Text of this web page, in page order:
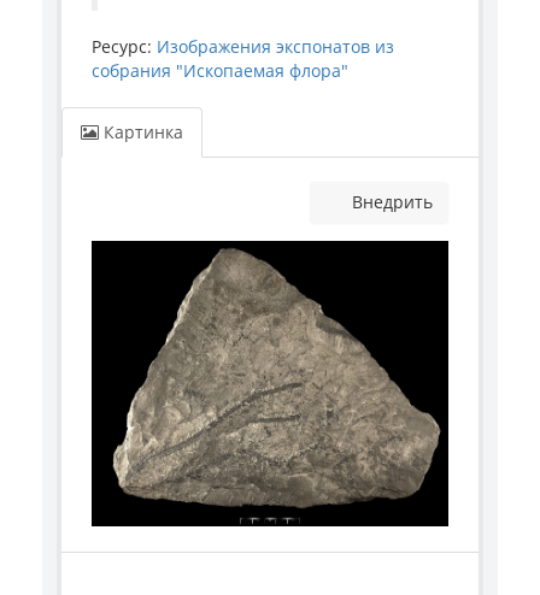
Ресурс: Изображения экспонатов из
собрания "Ископаемая флора"
Картинка
Внедрить